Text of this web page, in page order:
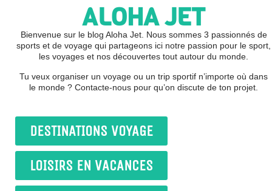
ALOHA JET
Bienvenue sur le blog Aloha Jet. Nous sommes 3 passionnés de
sports et de voyage qui partageons ici notre passion pour le sport,
les voyages et nos découvertes tout autour du monde.
Tu veux organiser un voyage ou un trip sportif n’importe où dans
le monde ? Contacte-nous pour qu’on discute de ton projet.
DESTINATIONS VOYAGE
LOISIRS EN VACANCES